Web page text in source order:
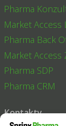
Pharma
Market Access
Pharma Back
Market Access
Pharma SDP
Pharma CRM
Kontakty